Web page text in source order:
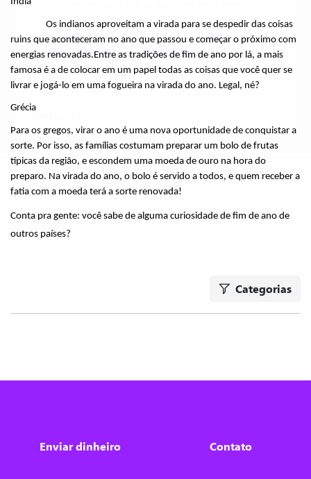
ruins que aconteceram no ano que passou e começar o próximo com
energias renovadas.Entre as tradições de fim de ano por lá, a mais
famosa é a de colocar em um papel todas as coisas que você quer se
livrar e jogá-lo em uma fogueira na virada do ano. Legal, né?
Grécia
Para os gregos, virar o ano é uma nova oportunidade de conquistar a
sorte. Por isso, as famílias costumam preparar um bolo de frutas
típicas da região, e escondem uma moeda de ouro na hora do
preparo. Na virada do ano, o bolo é servido a todos, e quem receber a
fatia com a moeda terá a sorte renovada!
Conta pra gente: você sabe de alguma curiosidade de fim de ano de
outros países?
Categorias
Enviar dinheiro Contato
Aceitar tudo
Apenas necessários